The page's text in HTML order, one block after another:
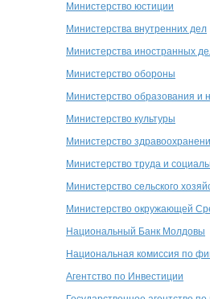
Министерство юстиции
Министерства внутренних дел
Министерства иностранных
Министерство обороны
Министерство образования и
Министерство культуры
Министерство
Министерство труда и
Министерство сельского
Министерство окружающей
Национальный Банк Молдовы
Национальная комиссия по
Агентство по Инвестиции